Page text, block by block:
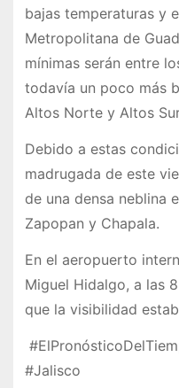
bajas temperaturas y
Metropolitana de
mínimas serán entre
todavía un poco más
Altos Norte y Altos
Debido a estas
madrugada de este
de una densa neblina
Zapopan y Chapala.
En el aeropuerto
Miguel Hidalgo, a las
que la visibilidad
#Jalisco